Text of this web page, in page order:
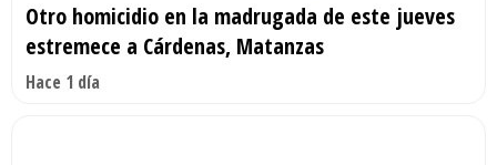
Otro homicidio en la madrugada de este jueves
estremece a Cárdenas, Matanzas
Hace 1 día